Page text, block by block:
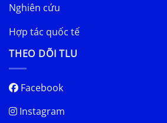
Nghiên cứu
Hợp tác quốc tế
THEO DÕI TLU
Facebook
Instagram